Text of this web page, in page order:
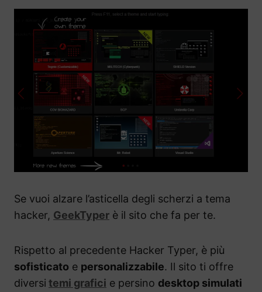
Se vuoi alzare l’asticella degli scherzi a tema
hacker, GeekTyper è il sito che fa per te.
Rispetto al precedente Hacker Typer, è più
sofisticato e personalizzabile. Il sito ti offre
diversi temi grafici e persino desktop simulati